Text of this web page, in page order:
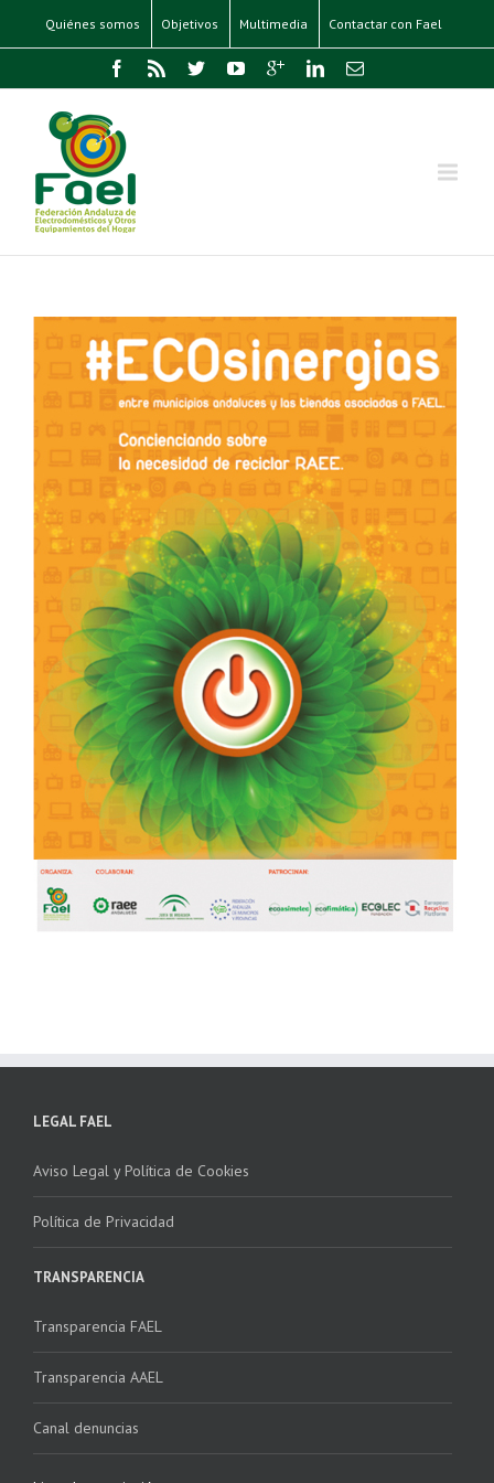
Quiénes somos Objetivos Multimedia Contactar con Fael
LEGAL FAEL
Aviso Legal y Política de Cookies
Política de Privacidad
TRANSPARENCIA
Transparencia FAEL
Transparencia AAEL
Canal denuncias